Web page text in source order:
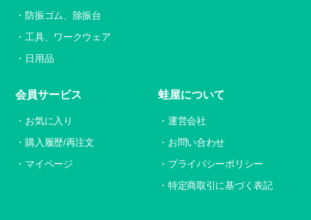
防振ゴム、除振台
工具、ワークウェア
日用品
会員サービス
お気に入り
購入履歴/再注文
マイページ
蛙屋について
運営会社
お問い合わせ
プライバシーポリシー
特定商取引に基づく表記